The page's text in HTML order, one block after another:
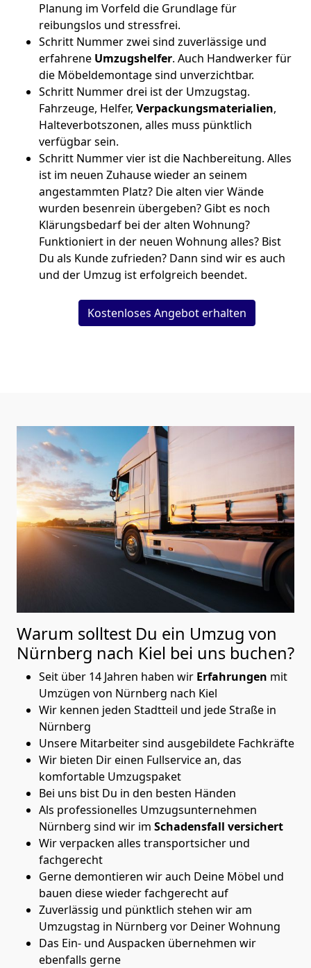
Planung im Vorfeld die Grundlage für
reibungslos und stressfrei.
Schritt Nummer zwei sind zuverlässige und
erfahrene Umzugshelfer. Auch Handwerker für
die Möbeldemontage sind unverzichtbar.
Schritt Nummer drei ist der Umzugstag.
Fahrzeuge, Helfer, Verpackungsmaterialien,
Halteverbotszonen, alles muss pünktlich
verfügbar sein.
Schritt Nummer vier ist die Nachbereitung. Alles
ist im neuen Zuhause wieder an seinem
angestammten Platz? Die alten vier Wände
wurden besenrein übergeben? Gibt es noch
Klärungsbedarf bei der alten Wohnung?
Funktioniert in der neuen Wohnung alles? Bist
Du als Kunde zufrieden? Dann sind wir es auch
und der Umzug ist erfolgreich beendet.
Kostenloses Angebot erhalten
Warum solltest Du ein Umzug von
Nürnberg nach Kiel bei uns buchen?
Seit über 14 Jahren haben wir Erfahrungen mit
Umzügen von Nürnberg nach Kiel
Wir kennen jeden Stadtteil und jede Straße in
Nürnberg
Unsere Mitarbeiter sind ausgebildete Fachkräfte
Wir bieten Dir einen Fullservice an, das
komfortable Umzugspaket
Bei uns bist Du in den besten Händen
Als professionelles Umzugsunternehmen
Nürnberg sind wir im Schadensfall versichert
Wir verpacken alles transportsicher und
fachgerecht
Gerne demontieren wir auch Deine Möbel und
bauen diese wieder fachgerecht auf
Zuverlässig und pünktlich stehen wir am
Umzugstag in Nürnberg vor Deiner Wohnung
Das Ein- und Auspacken übernehmen wir
ebenfalls gerne